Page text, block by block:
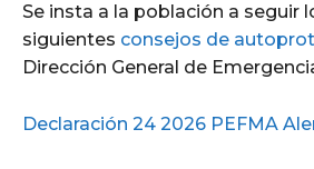
Se insta a la población a seguir
siguientes consejos de
Dirección General de
Declaración 24 2026 PEFMA